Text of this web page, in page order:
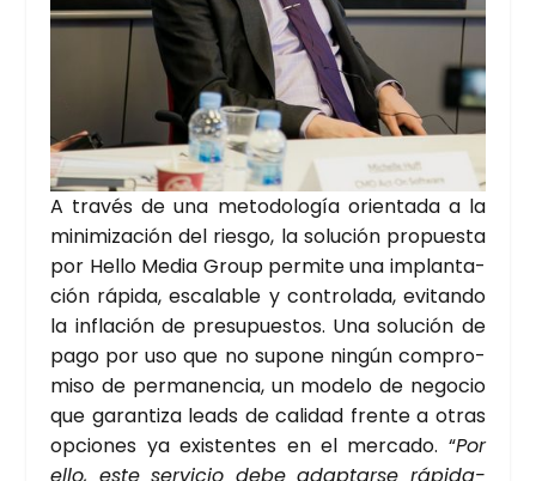
A tra­vés de una meto­do­lo­gía orien­ta­da a la
mini­mi­za­ción del ries­go, la solu­ción pro­pues­ta
por Hello Media Group per­mi­te una implan­ta­
ción rápi­da, esca­la­ble y con­tro­la­da, evi­tan­do
la infla­ción de pre­su­pues­tos. Una solu­ción de
pago por uso que no supo­ne nin­gún com­pro­
mi­so de per­ma­nen­cia, un mode­lo de nego­cio
que garan­ti­za leads de cali­dad fren­te a otras
opcio­nes ya exis­ten­tes en el mer­ca­do. “Por